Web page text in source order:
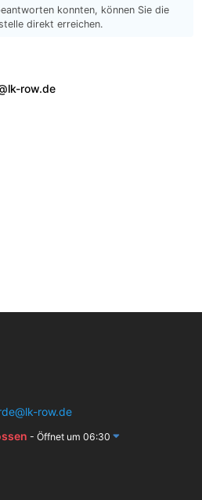
konnten, können Sie die
direkt erreichen.
row.de
row.de
- Öffnet um 06:30